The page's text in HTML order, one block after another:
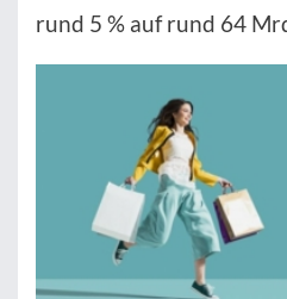
rund 5 % auf rund 64